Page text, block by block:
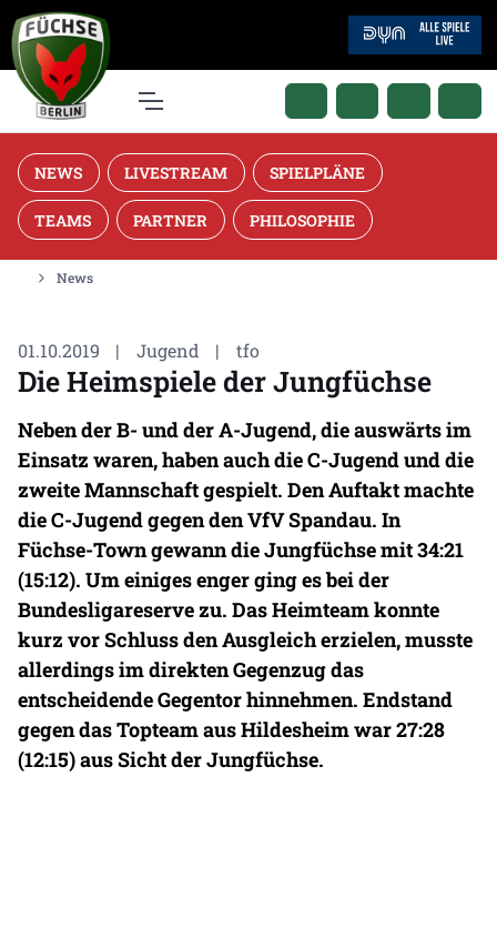
NEWS LIVESTREAM SPIELPLÄNE
TEAMS PARTNER PHILOSOPHIE
News
01.10.2019 | Jugend | tfo
Die Heimspiele der Jungfüchse
Neben der B- und der A-Jugend, die auswärts im
Einsatz waren, haben auch die C-Jugend und die
zweite Mannschaft gespielt. Den Auftakt machte
die C-Jugend gegen den VfV Spandau. In
Füchse-Town gewann die Jungfüchse mit 34:21
(15:12). Um einiges enger ging es bei der
Bundesligareserve zu. Das Heimteam konnte
kurz vor Schluss den Ausgleich erzielen, musste
allerdings im direkten Gegenzug das
entscheidende Gegentor hinnehmen. Endstand
gegen das Topteam aus Hildesheim war 27:28
(12:15) aus Sicht der Jungfüchse.